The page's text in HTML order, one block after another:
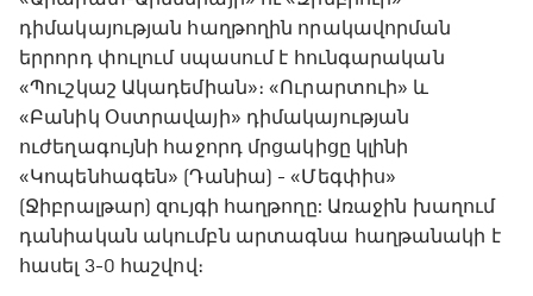
դիմակայության հաղթողին որակավորման
երրորդ փուլում սպասում է հունգարական
«Պուշկաշ Ակադեմիան»։ «Ուրարտուի» և
«Բանիկ Օստրավայի» դիմակայության
ուժեղագույնի հաջորդ մրցակիցը կլինի
«Կոպենհագեն» (Դանիա) - «Մեգփիս»
(Ջիբրալթար) զույգի հաղթողը: Առաջին խաղում
դանիական ակումբն արտագնա հաղթանակի է
հասել 3-0 հաշվով։